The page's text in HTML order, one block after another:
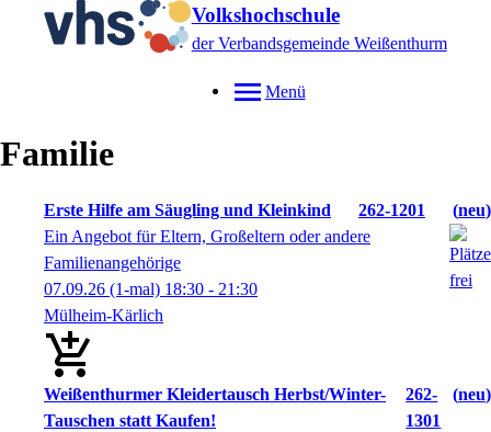
Volkshochschule
der Verbandsgemeinde Weißenthurm
Menü
Familie
Erste Hilfe am Säugling und Kleinkind 262-1201
neu
Ein Angebot für Eltern, Großeltern oder andere
Familienangehörige
07.09.26 (1-mal) 18:30 - 21:30
Mülheim-Kärlich
Weißenthurmer Kleidertausch Herbst/Winter-
Tauschen statt Kaufen!
262-
1301
neu